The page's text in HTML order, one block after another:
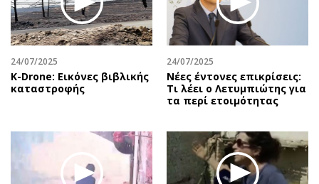
24/07/2025
Κ-Drone: Εικόνες βιβλικής
καταστροφής
24/07/2025
Νέες έντονες επικρίσεις:
Τι λέει ο Λετυμπιώτης για
τα περί ετοιμότητας